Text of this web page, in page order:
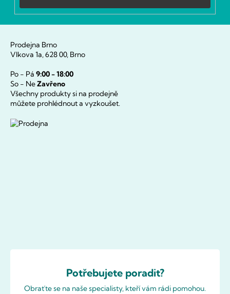
se
Prodejna Brno
Vlkova 1a, 628 00, Brno
Po - Pá 9:00 - 18:00
So - NeZavřeno
Všechny produkty si na prodejně
můžete prohlédnout a vyzkoušet.
Potřebujete poradit?
Obraťte se na naše specialisty, kteří vám rádi pomohou.